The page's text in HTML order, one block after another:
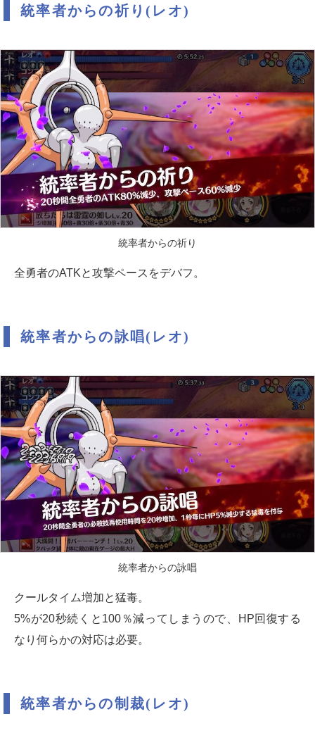
統率者からの祈り(レオ)
統率者からの祈り
全勇者のATKと攻撃ペースをデバフ。
統率者からの詠唱(レオ)
統率者からの詠唱
クールタイム増加と猛毒。
5%が20秒続くと100％減ってしまうので、HP回復する
なり何らかの対応は必要。
統率者からの制裁(レオ)